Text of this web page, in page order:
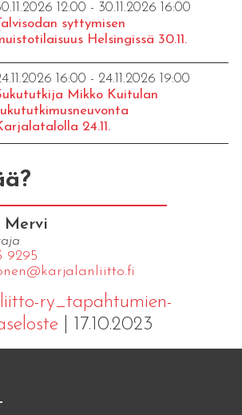
12:00 - 30.11.2026 16:00
syttymisen
Helsingissä 30.11.
16:00 - 24.11.2026 19:00
Mikko Kuitulan
24.11.
Mervi
9295
ry_tapahtumien-
| 17.10.2023